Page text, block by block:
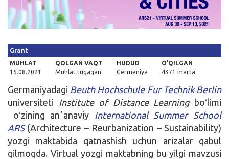
Grant
MUHLAT
15.08.2021
QOLGAN VAQT
Muhlat tugagan
HUDUD
Germaniya
O'QILGAN
4371 marta
Germaniyadagi Beuth Hochschule Fur Technik Berlin
universiteti
Institute of Distance Learning boʻlimi
oʻzining anʼanaviy
International Summer School
ARS(Architecture – Reurbanization – Sustainability)
yozgi maktabida qatnashish uchun arizalar qabul
qilmoqda. Virtual yozgi maktabning bu yilgi mavzusi